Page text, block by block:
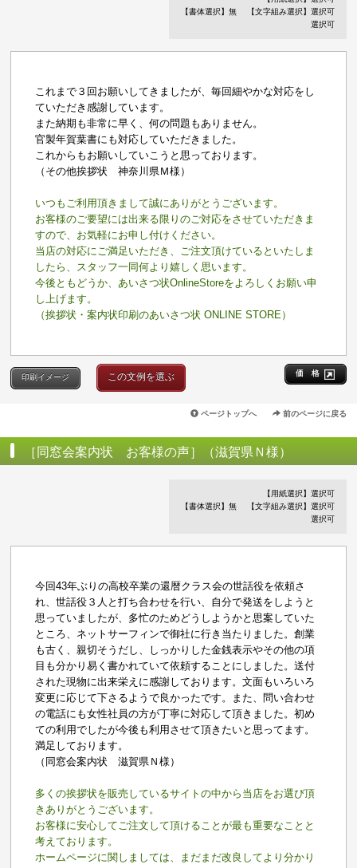
【書体選択】無
【文字組み選択】選択可
選択可
これまで３回お願いしてきましたが、毎回細やかな対応をし
ていただき感謝しています。
また納期も非常に早く、何の問題もありません。
官製年賀葉書にも対応していただきました。
これからもお願いしていこうと思っております。
（その他挨拶状 神奈川県Ｍ様）
いつもご利用頂きまして誠にありがとうございます。
お客様のご要望には出来る限りのご対応をさせていただきま
すので、お気軽にお申し付けください。
当店の対応にご満足いただき、ご注文頂けているといたしま
したら、スタッフ一同何より嬉しく思います。
今後ともどうか、あいさつ状OnlineStoreをよろしくお願い申
し上げます。
（挨拶状・案内状印刷のあいさつ状 ONLINE STORE）
価 格
印刷イメージ この文例を選ぶ
ページトップへ 前のページに戻る
［同窓会案内状 お客様の声］（滋賀県Ｎ様）
【用紙選択】選択可
【書体選択】無
【文字組み選択】選択可
選択可
今回43年ぶりの高校卒業の還暦クラス会の世話役を依頼さ
れ、世話役３人と打ち合わせを行い、自分で発送をしようと
思っていましたが、多忙のためどうしようかと思案していた
ところ、ネットサーフィンで御社に行き当たりました。創業
も古く、親切そうだし、しっかりした金銭表示やその他の項
目も分かり易く書かれていて依頼することにしました。送付
された現物に出来栄えに感謝しております。文面もいろいろ
変更に応じて下さるようで良かったです。また、問い合わせ
の電話にも女性社員の方が丁寧に対応して頂きました。初め
ての利用でしたが今後も利用させて頂きたいと思ってます。
満足しております。
（同窓会案内状 滋賀県Ｎ様）
多くの挨拶状を販売しているサイトの中から当店をお選び頂
きありがとうございます。
お客様に安心してご注文して頂けることが最も重要なことと
考えております。
ホームページに関しましては、まだまだ改良してより分かり